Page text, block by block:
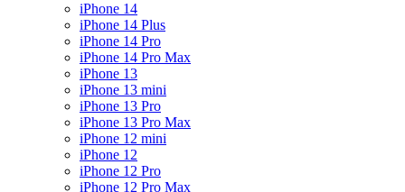
iPhone 14
iPhone 14 Plus
iPhone 14 Pro
iPhone 14 Pro Max
iPhone 13
iPhone 13 mini
iPhone 13 Pro
iPhone 13 Pro Max
iPhone 12 mini
iPhone 12
iPhone 12 Pro
iPhone 12 Pro Max